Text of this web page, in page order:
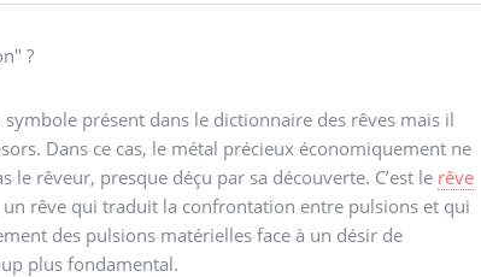
?
symbole présent dans le dictionnaire des rêves mais il
Dans ce cas, le métal précieux économiquement ne
le rêveur, presque déçu par sa découverte. C’est le rêve
un rêve qui traduit la confrontation entre pulsions et qui
des pulsions matérielles face à un désir de
plus fondamental.